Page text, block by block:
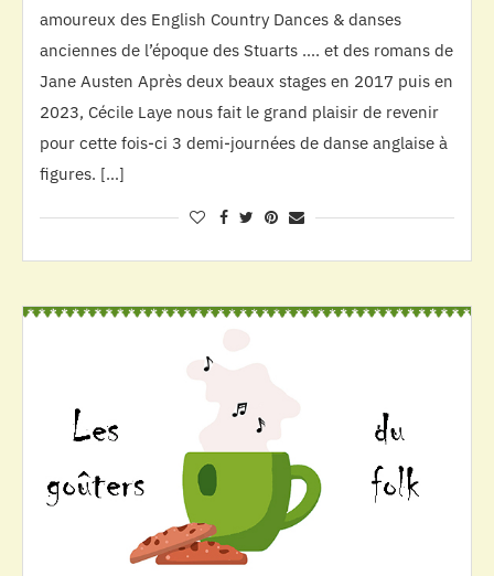
amoureux des English Country Dances & danses
anciennes de l’époque des Stuarts …. et des romans de
Jane Austen Après deux beaux stages en 2017 puis en
2023, Cécile Laye nous fait le grand plaisir de revenir
pour cette fois-ci 3 demi-journées de danse anglaise à
figures. […]